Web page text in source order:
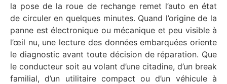
la pose de la roue de rechange remet l’auto en état
de circuler en quelques minutes. Quand l’origine de la
panne est électronique ou mécanique et peu visible à
l’œil nu, une lecture des données embarquées oriente
le diagnostic avant toute décision de réparation. Que
le conducteur soit au volant d’une citadine, d’un break
familial, d’un utilitaire compact ou d’un véhicule à